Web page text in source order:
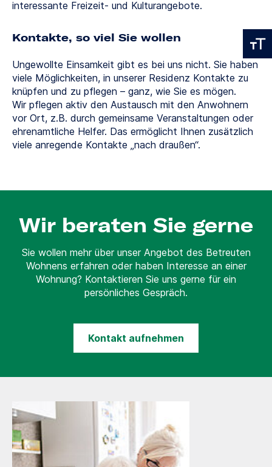
interessante Freizeit- und Kulturangebote.
Kontakte, so viel Sie wollen
Ungewollte Einsamkeit gibt es bei uns nicht. Sie haben
viele Möglichkeiten, in unserer Residenz Kontakte zu
knüpfen und zu pflegen – ganz, wie Sie es mögen.
Wir pflegen aktiv den Austausch mit den Anwohnern
vor Ort, z.B. durch gemeinsame Veranstaltungen oder
ehrenamtliche Helfer. Das ermöglicht Ihnen zusätzlich
viele anregende Kontakte „nach draußen“.
Wir beraten Sie gerne
Sie wollen mehr über unser Angebot des Betreuten
Wohnens erfahren oder haben Interesse an einer
Wohnung? Kontaktieren Sie uns gerne für ein
persönliches Gespräch.
Kontakt aufnehmen